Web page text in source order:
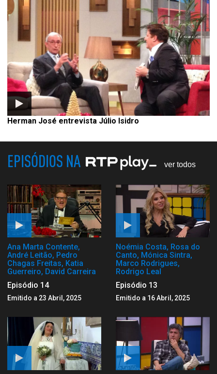
Herman José entrevista Júlio Isidro
EPISÓDIOS NA ver todos
Ana Marta Contente,
André Leitão, Pedro
Chagas Freitas, Katia
Guerreiro, David Carreira
Episódio 14
Emitido a 23 Abril, 2025
Noémia Costa, Rosa do
Canto, Mónica Sintra,
Marco Rodrigues,
Rodrigo Leal
Episódio 13
Emitido a 16 Abril, 2025